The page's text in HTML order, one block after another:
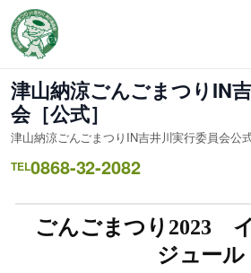
津山納涼ごんごまつりIN
会［公式］
津山納涼ごんごまつりIN吉井川実行委員会公
TEL0868-32-2082
ごんごまつり2023
ジュール